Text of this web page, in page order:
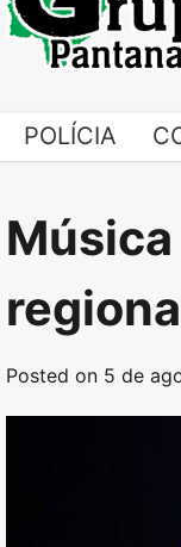
POLÍCIA
Posted on 5 de